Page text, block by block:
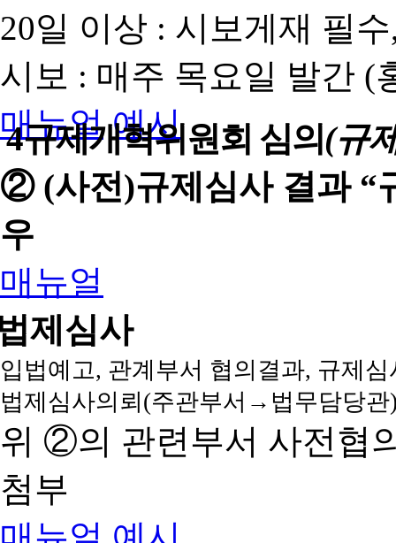
20일 이상 : 시보게재 필
시보 : 매주 목요일 발간 (
매뉴얼 예시
4규제개혁위원회 심의(규
② (사전)규제심사 결과 “
우
매뉴얼
제심사
입법예고, 관계부서 협의결과, 규제
법제심사의뢰(주관부서→법무담당
위 ②의 관련부서 사전협
첨부